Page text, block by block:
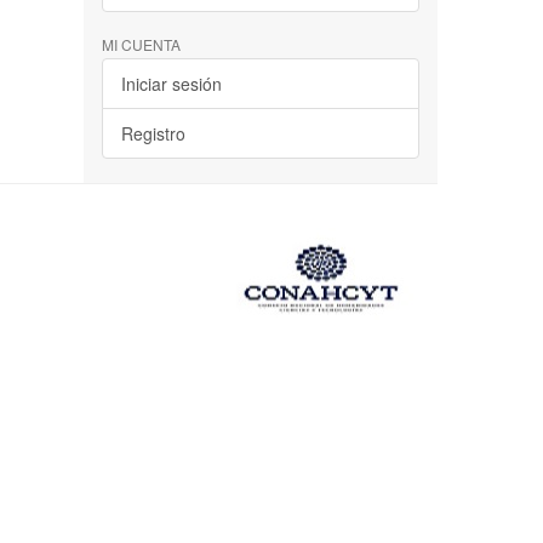
MI CUENTA
Iniciar sesión
Registro